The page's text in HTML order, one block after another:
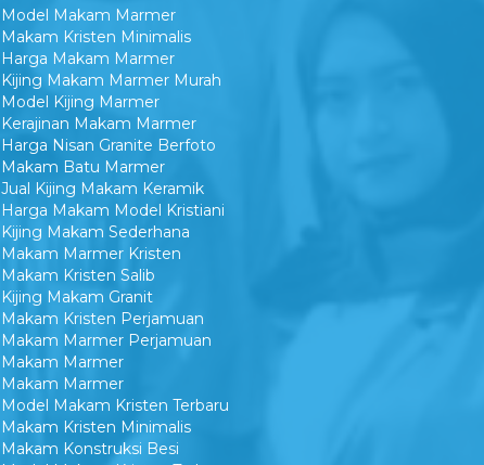
Model Makam Marmer
Makam Kristen Minimalis
Harga Makam Marmer
Kijing Makam Marmer Murah
Model Kijing Marmer
Kerajinan Makam Marmer
Harga Nisan Granite Berfoto
Makam Batu Marmer
Jual Kijing Makam Keramik
Harga Makam Model Kristiani
Kijing Makam Sederhana
Makam Marmer Kristen
Makam Kristen Salib
Kijing Makam Granit
Makam Kristen Perjamuan
Makam Marmer Perjamuan
Makam Marmer
Makam Marmer
Model Makam Kristen Terbaru
Makam Kristen Minimalis
Makam Konstruksi Besi